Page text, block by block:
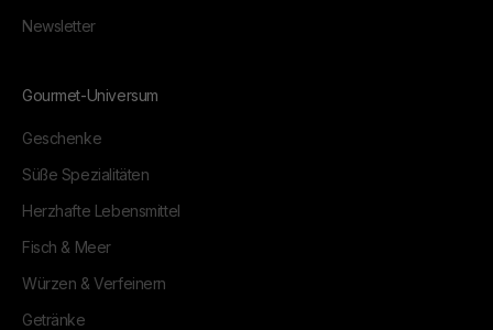
Newsletter
Gourmet-Universum
Geschenke
Süße Spezialitäten
Herzhafte Lebensmittel
Fisch & Meer
Würzen & Verfeinern
Getränke